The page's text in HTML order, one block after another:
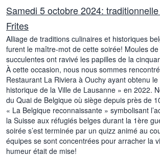
Samedi 5 octobre 2024:
Frites
Alliage de traditions culinaires et historiques
furent le maître-mot de cette soirée! Moules
succulentes ont ravivé les papilles de la
À cette occasion, nous nous sommes
Restaurant La Riviera à Ouchy ayant obtenu
historique de la Ville de Lausanne » en 2022.
du Quai de Belgique où siège depuis près de
« La Belgique reconnaissante » symbolisant
la Suisse aux réfugiés belges durant la 1ère
soirée s’est terminée par un quizz animé au
équipes se sont concentrées pour arracher la
humeur était de mise!